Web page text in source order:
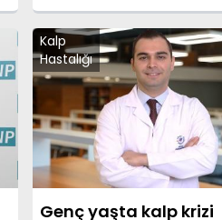
Kalp
Hastalığı
Genç yaşta kalp krizi